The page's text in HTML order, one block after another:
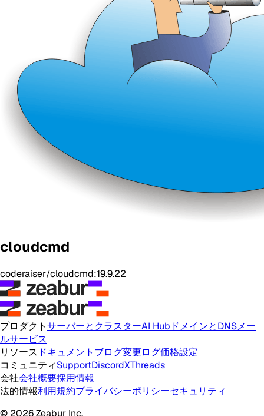
cloudcmd
coderaiser/cloudcmd:19.9.22
プロダクトサーバーとクラスターAI Hub ドメインとDNSメー
ルサービス
リソース ドキュメント ブログ変更ログ価格設定
コミュニティSupportDiscordXThreads
会社会社概要採用情報
法的情報利用規約プライバシーポリシーセキュリティ
© 2026 Zeabur Inc.